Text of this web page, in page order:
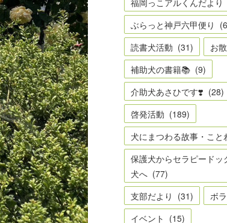
福岡っこアルくんだより
ぶらっと神戸六甲便り (6
読書犬活動 (31) お
補助犬の書籍📚 (9)
介助犬あさひです❣️ (28)
啓発活動 (189)
犬にまつわる故事・こと
保護犬からセラピードッ
犬へ (77)
支部だより (31) ボ
イベント (15)